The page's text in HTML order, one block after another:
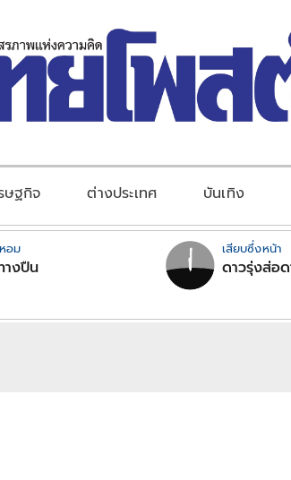
ษฐกิจ ต่างประเทศ บันเทิง
อม
างปืน
เสียบซึ่งหน้า
ดาวรุ่งส่อ